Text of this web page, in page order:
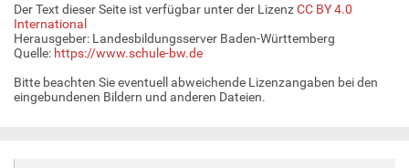
Der Text dieser Seite ist verfügbar unter der LizenzCC BY 4.0
International
Herausgeber: Landesbildungsserver Baden-Württemberg
Quelle: https://www.schule-bw.de
Bitte beachten Sie eventuell abweichende Lizenzangaben bei den
eingebundenen Bildern und anderen Dateien.